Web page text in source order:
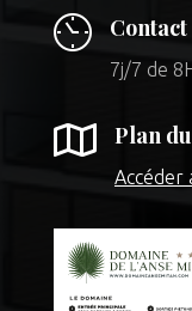
Contact
7j/7 de
 Plan
Accéder